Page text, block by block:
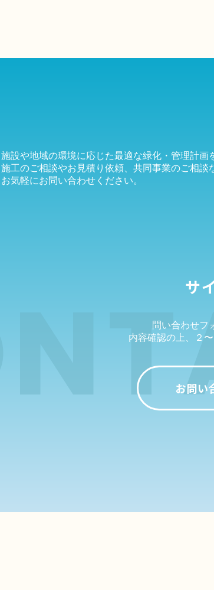
施設や地域の環境に応じた最適な緑化・管理計画
施工のご相談やお見積り依頼、共同事業のご相談
お気軽にお問い合わせください。
サ
問い合わせフ
内容確認の上、２
お問い